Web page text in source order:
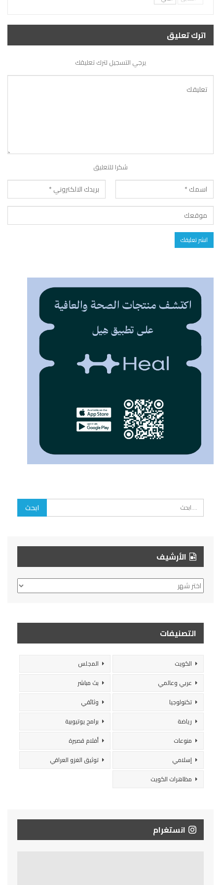
اترك تعليق
يرجي التسجيل لترك تعليقك
شكرا للتعليق
الأرشيف
الأرشيف
التصنيفات
الكويت
المجلس
عربي وعالمي
بث مباشر
تكنولوجيا
وثائقي
رياضة
برامج يوتيوبية
منوعات
أفلام قصيرة
إسلامي
توثيق الغزو العراقي
مظاهرات الكويت
انستغرام